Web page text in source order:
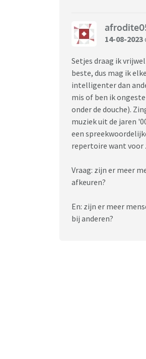
14-08-2023
Setjes draag ik
beste, dus mag ik
intelligenter dan
mis of ben ik
onder de douche).
muziek uit de jaren
een
repertoire want voor
Vraag: zijn er meer
afkeuren?
En: zijn er meer
bij anderen?